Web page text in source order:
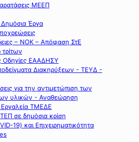
ΜΕΕΠ
Έργα
– ΝΟΚ – Απόφαση ΣτΕ
τρίτων
Οδηγίες ΕΑΑΔΗΣΥ
Διακηρύξεων - ΤΕΥΔ -
για την αντιμετώπιση των
υλικών - Αναθεώρηση
Εργαλεία ΤΜΕΔΕ
σε δημόσια κρίση
19) και Επιχειρηματικότητα